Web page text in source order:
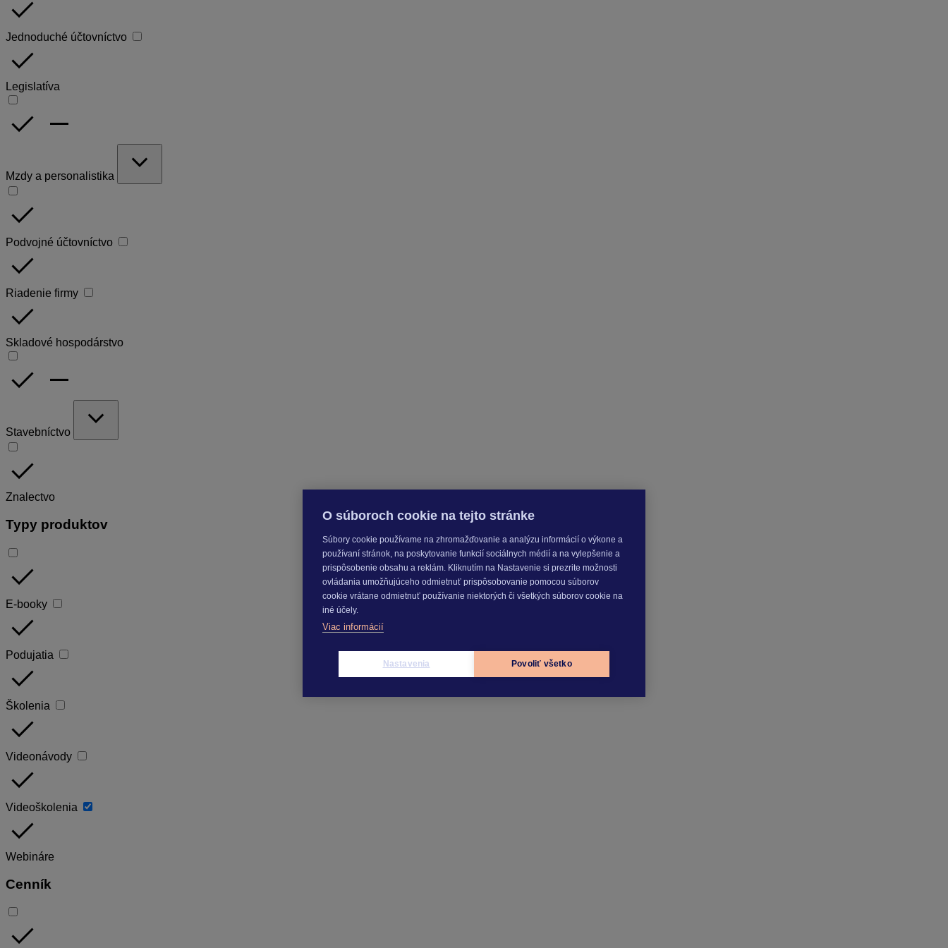
done
Jednoduché účtovníctvo
done
Legislatíva
done remove
Mzdy a personalistika
expand_more
done
Podvojné účtovníctvo
done
Riadenie firmy
done
Skladové hospodárstvo
done remove
Stavebníctvo
expand_more
done
Znalectvo
Typy produktov
done
E-booky
done
Podujatia
done
Školenia
done
Videonávody
done
Videoškolenia
done
Webináre
Cenník
done
O súboroch cookie na tejto stránke
Súbory cookie používame na zhromažďovanie a analýzu informácií o výkone a
používaní stránok, na poskytovanie funkcií sociálnych médií a na vylepšenie a
prispôsobenie obsahu a reklám. Kliknutím na Nastavenie si prezrite možnosti
ovládania umožňujúceho odmietnuť prispôsobovanie pomocou súborov
cookie vrátane odmietnuť používanie niektorých či všetkých súborov cookie na
iné účely.
Viac informácií
Nastavenia Povoliť všetko